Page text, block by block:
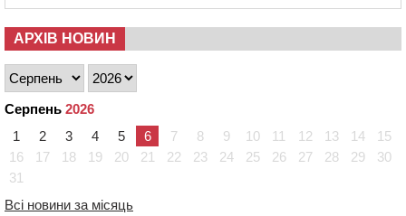
АРХІВ НОВИН
Серпень 2026
1
2 3 4 5 6 7 8 9 10 11 12 13 14
15
16
17 18 19 20 21 22 23 24 25 26 27 28 29
30
31
Всі новини за місяць